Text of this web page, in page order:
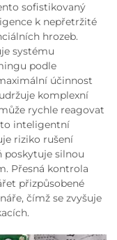
sofistikovaný
k nepřetržité
hrozeb.
systému
podle
účinnost
komplexní
rychle reagovat
inteligentní
riziko rušení
poskytuje silnou
Přesná kontrola
přizpůsobené
čímž se zvyšuje